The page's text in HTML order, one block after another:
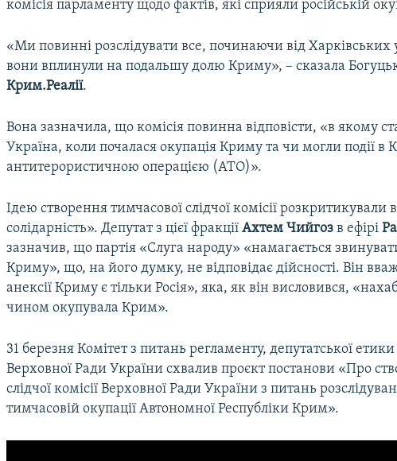
комісія парламенту щодо фактів, які сприяли російській
«Ми повинні розслідувати все, починаючи від Харківських
вони вплинули на подальшу долю Криму», – сказала
Крим.Реалії.
Вона зазначила, що комісія повинна відповісти, «в якому
Україна, коли почалася окупація Криму та чи могли події в
антитерористичною операцією (АТО)».
Ідею створення тимчасової слідчої комісії розкритикували
солідарність». Депутат з цієї фракціїАхтем Чийгоз в ефірі
зазначив, що партія «Слуга народу» «намагається
Криму», що, на його думку, не відповідає дійсності. Він
анексії Криму є тільки Росія», яка, як він висловився,
чином окупувала Крим».
31 березня Комітет з питань регламенту, депутатської етики
Верховної Ради України схвалив проєкт постанови «Про
слідчої комісії Верховної Ради України з питань
тимчасовій окупації Автономної Республіки Крим».